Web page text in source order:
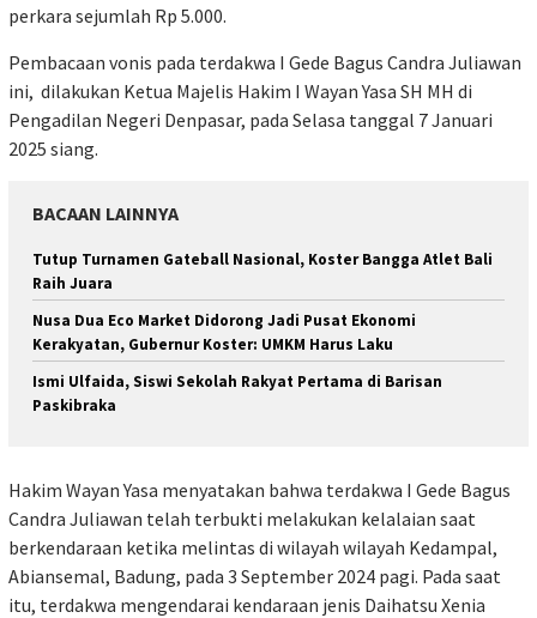
perkara sejumlah Rp 5.000.
Pembacaan vonis pada terdakwa I Gede Bagus Candra Juliawan
ini, dilakukan Ketua Majelis Hakim I Wayan Yasa SH MH di
Pengadilan Negeri Denpasar, pada Selasa tanggal 7 Januari
2025 siang.
BACAAN LAINNYA
Tutup Turnamen Gateball Nasional, Koster Bangga Atlet Bali
Raih Juara
Nusa Dua Eco Market Didorong Jadi Pusat Ekonomi
Kerakyatan, Gubernur Koster: UMKM Harus Laku
Ismi Ulfaida, Siswi Sekolah Rakyat Pertama di Barisan
Paskibraka
Hakim Wayan Yasa menyatakan bahwa terdakwa I Gede Bagus
Candra Juliawan telah terbukti melakukan kelalaian saat
berkendaraan ketika melintas di wilayah wilayah Kedampal,
Abiansemal, Badung, pada 3 September 2024 pagi. Pada saat
itu, terdakwa mengendarai kendaraan jenis Daihatsu Xenia